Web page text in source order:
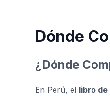
Dónde
¿Dónde
En Perú, el libro